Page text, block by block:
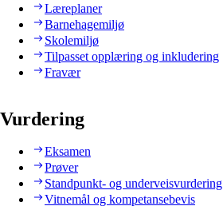
Læreplaner
Barnehagemiljø
Skolemiljø
Tilpasset opplæring og inkludering
Fravær
Vurdering
Eksamen
Prøver
Standpunkt- og underveisvurdering
Vitnemål og kompetansebevis